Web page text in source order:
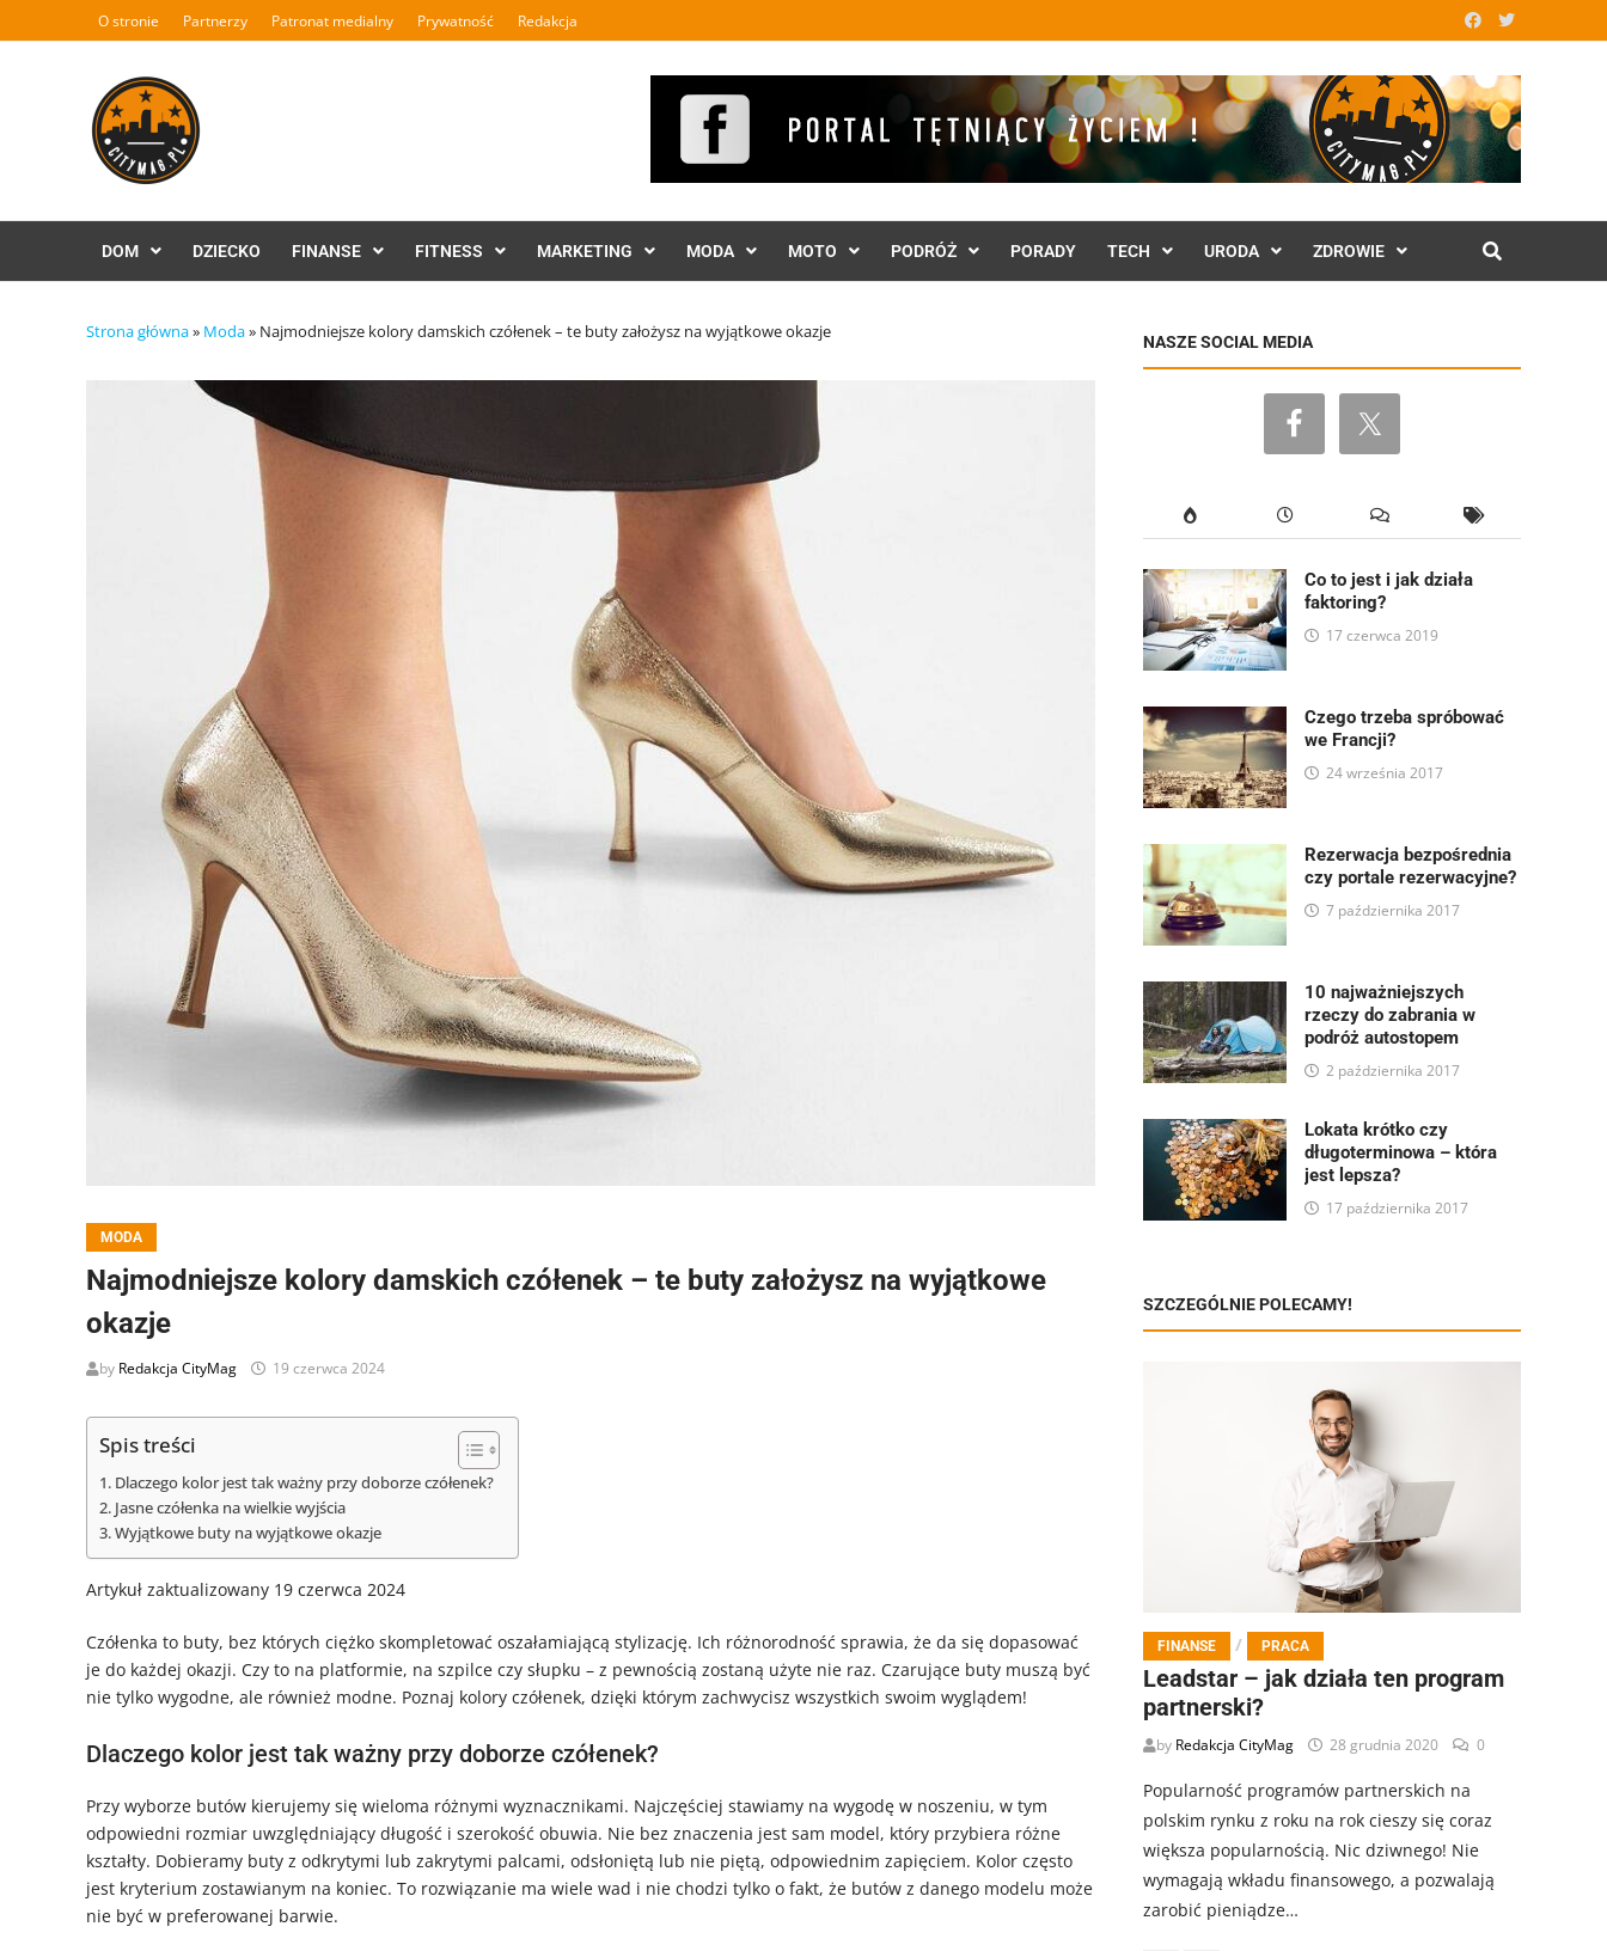
to
O stronie Partnerzy Patronat medialny Prywatność Redakcja
DOM DZIECKO FINANSE FITNESS MARKETING MODA MOTO PODRÓŻ PORADY TECH URODA ZDROWIE
Strona główna» Moda» Najmodniejsze kolory damskich czółenek – te buty założysz na wyjątkowe okazje
MODA
Najmodniejsze kolory damskich czółenek – te buty założysz na wyjątkowe
okazje
by Redakcja CityMag 19 czerwca 2024
Spis treści
Dlaczego kolor jest tak ważny przy doborze czółenek?
Jasne czółenka na wielkie wyjścia
Wyjątkowe buty na wyjątkowe okazje
Artykuł zaktualizowany 19 czerwca 2024
Czółenka to buty, bez których ciężko skompletować oszałamiającą stylizację. Ich różnorodność sprawia, że da się dopasować
je do każdej okazji. Czy to na platformie, na szpilce czy słupku – z pewnością zostaną użyte nie raz. Czarujące buty muszą być
nie tylko wygodne, ale również modne. Poznaj kolory czółenek, dzięki którym zachwycisz wszystkich swoim wyglądem!
Dlaczego kolor jest tak ważny przy doborze czółenek?
Przy wyborze butów kierujemy się wieloma różnymi wyznacznikami. Najczęściej stawiamy na wygodę w noszeniu, w tym
odpowiedni rozmiar uwzględniający długość i szerokość obuwia. Nie bez znaczenia jest sam model, który przybiera różne
kształty. Dobieramy buty z odkrytymi lub zakrytymi palcami, odsłoniętą lub nie piętą, odpowiednim zapięciem. Kolor często
jest kryterium zostawianym na koniec. To rozwiązanie ma wiele wad i nie chodzi tylko o fakt, że butów z danego modelu może
nie być w preferowanej barwie.
NASZE SOCIAL MEDIA
Co to jest i jak działa
faktoring?
17 czerwca 2019
Czego trzeba spróbować
we Francji?
24 września 2017
Rezerwacja bezpośrednia
czy portale rezerwacyjne?
7 października 2017
10 najważniejszych
rzeczy do zabrania w
podróż autostopem
2 października 2017
Lokata krótko czy
długoterminowa – która
jest lepsza?
17 października 2017
SZCZEGÓLNIE POLECAMY!
FINANSE / PRACA
Leadstar – jak działa ten program
partnerski?
by Redakcja CityMag 28 grudnia 2020 0
Popularność programów partnerskich na
polskim rynku z roku na rok cieszy się coraz
większa popularnością. Nic dziwnego! Nie
wymagają wkładu finansowego, a pozwalają
zarobić pieniądze…